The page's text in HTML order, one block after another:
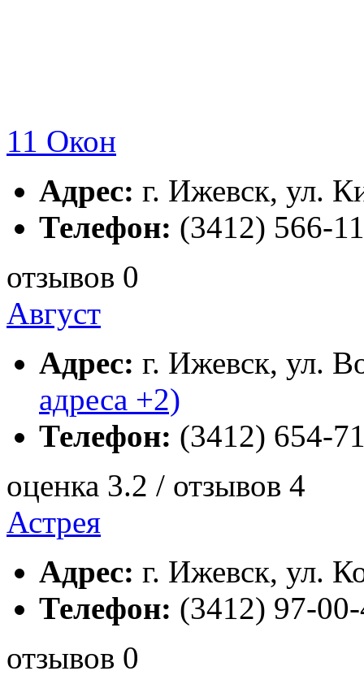
11 Окон
Адрес: г. Ижевск, ул.
Телефон: (3412) 566-
отзывов 0
Август
Адрес: г. Ижевск, ул.
адреса +2)
Телефон: (3412) 654-
оценка 3.2 / отзывов 4
Астрея
Адрес: г. Ижевск, ул.
Телефон: (3412) 97-
отзывов 0